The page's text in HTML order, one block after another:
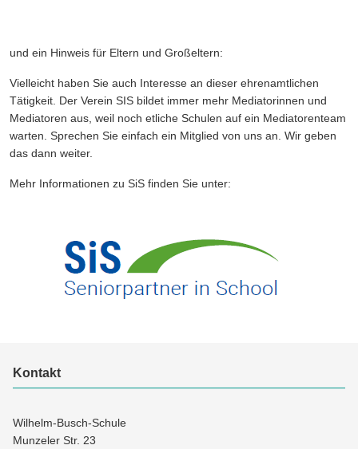
und ein Hinweis für Eltern und Großeltern:
Vielleicht haben Sie auch Interesse an dieser ehrenamtlichen
Tätigkeit. Der Verein SIS bildet immer mehr Mediatorinnen und
Mediatoren aus, weil noch etliche Schulen auf ein Mediatorenteam
warten. Sprechen Sie einfach ein Mitglied von uns an. Wir geben
das dann weiter.
Mehr Informationen zu SiS finden Sie unter:
Kontakt
Wilhelm-Busch-Schule
Munzeler Str. 23